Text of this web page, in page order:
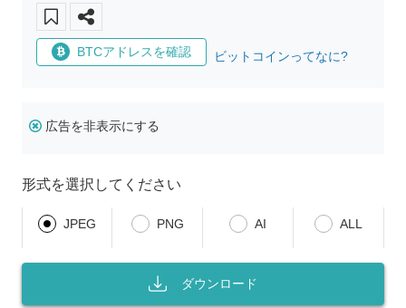
BTCアドレスを確認 ビットコインってなに?
広告を非表示にする
形式を選択してください
JPEG PNG AI ALL
ダウンロード